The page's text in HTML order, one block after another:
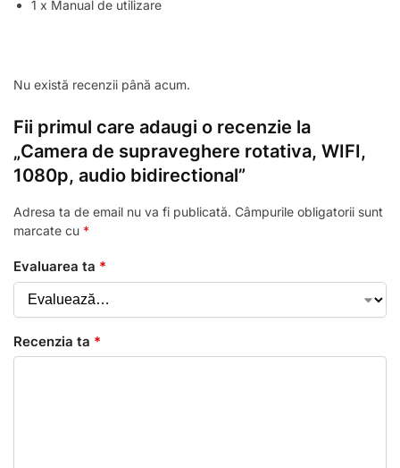
1 x Manual de utilizare
Nu există recenzii până acum.
Fii primul care adaugi o recenzie la
„Camera de supraveghere rotativa, WIFI,
1080p, audio bidirectional”
Adresa ta de email nu va fi publicată. Câmpurile obligatorii sunt
marcate cu *
Evaluarea ta *
Recenzia ta *